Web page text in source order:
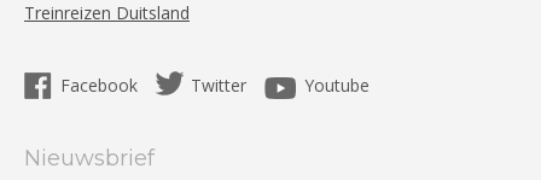
Treinreizen Duitsland
Facebook Twitter Youtube
Nieuwsbrief